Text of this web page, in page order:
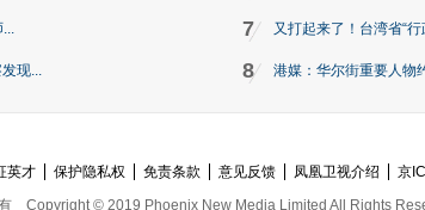
现...
7 又打起来了！台湾省“
8 港媒：华尔街重要人物
英才 保护隐私权 免责条款 意见反馈 凤凰卫视介绍 京
Copyright © 2019 Phoenix New Media Limited All Rights